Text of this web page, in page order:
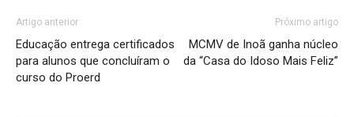
Artigo anterior
Educação entrega certificados
para alunos que concluíram o
curso do Proerd
Próximo artigo
MCMV de Inoã ganha núcleo
da “Casa do Idoso Mais Feliz”